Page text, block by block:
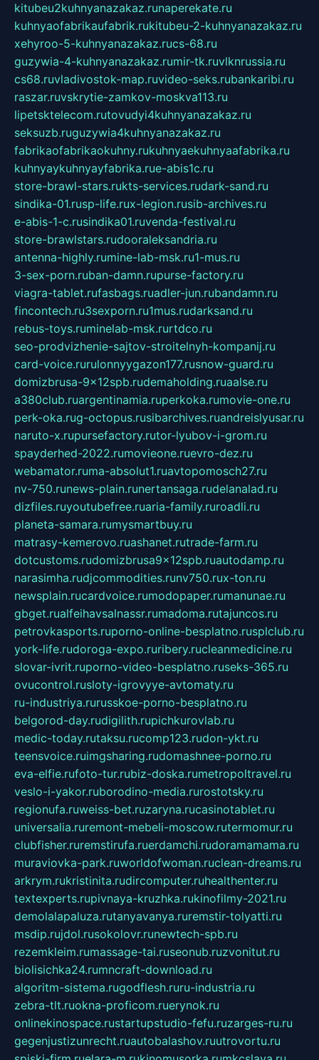
kitubeu2kuhnyanazakaz.runaperekate.ru
kuhnyaofabrikaufabrik.rukitubeu-2-kuhnyanazakaz.ru
xehyroo-5-kuhnyanazakaz.rucs-68.ru
guzywia-4-kuhnyanazakaz.rumir-tk.ruvlknrussia.ru
cs68.ruvladivostok-map.ruvideo-seks.rubankaribi.ru
raszar.ruvskrytie-zamkov-moskva113.ru
lipetsktelecom.rutovudyi4kuhnyanazakaz.ru
seksuzb.ruguzywia4kuhnyanazakaz.ru
fabrikaofabrikaokuhny.rukuhnyaekuhnyaafabrika.ru
kuhnyaykuhnyayfabrika.rue-abis1c.ru
store-brawl-stars.rukts-services.rudark-sand.ru
sindika-01.rusp-life.rux-legion.rusib-archives.ru
e-abis-1-c.rusindika01.ruvenda-festival.ru
store-brawlstars.rudooraleksandria.ru
antenna-highly.rumine-lab-msk.ru1-mus.ru
3-sex-porn.ruban-damn.rupurse-factory.ru
viagra-tablet.rufasbags.ruadler-jun.rubandamn.ru
fincontech.ru3sexporn.ru1mus.rudarksand.ru
rebus-toys.ruminelab-msk.rurtdco.ru
seo-prodvizhenie-sajtov-stroitelnyh-kompanij.ru
card-voice.rurulonnyygazon177.rusnow-guard.ru
domizbrusa-9x12spb.rudemaholding.ruaalse.ru
a380club.ruargentinamia.ruperkoka.rumovie-one.ru
perk-oka.rug-octopus.rusibarchives.ruandreislyusar.ru
naruto-x.rupursefactory.rutor-lyubov-i-grom.ru
spayderhed-2022.rumovieone.ruevro-dez.ru
webamator.ruma-absolut1.ruavtopomosch27.ru
nv-750.runews-plain.runertansaga.rudelanalad.ru
dizfiles.ruyoutubefree.ruaria-family.ruroadli.ru
planeta-samara.rumysmartbuy.ru
matrasy-kemerovo.ruashanet.rutrade-farm.ru
dotcustoms.rudomizbrusa9x12spb.ruautodamp.ru
narasimha.rudjcommodities.runv750.rux-ton.ru
newsplain.rucardvoice.rumodopaper.rumanunae.ru
gbget.rualfeihavsalnassr.rumadoma.rutajuncos.ru
petrovkasports.ruporno-online-besplatno.rusplclub.ru
york-life.rudoroga-expo.ruribery.rucleanmedicine.ru
slovar-ivrit.ruporno-video-besplatno.ruseks-365.ru
ovucontrol.rusloty-igrovyye-avtomaty.ru
ru-industriya.rurusskoe-porno-besplatno.ru
belgorod-day.rudigilith.rupichkurovlab.ru
medic-today.rutaksu.rucomp123.rudon-ykt.ru
teensvoice.ruimgsharing.rudomashnee-porno.ru
eva-elfie.rufoto-tur.rubiz-doska.rumetropoltravel.ru
veslo-i-yakor.ruborodino-media.rurostotsky.ru
regionufa.ruweiss-bet.ruzaryna.rucasinotablet.ru
universalia.ruremont-mebeli-moscow.rutermomur.ru
clubfisher.ruremstirufa.ruerdamchi.rudoramamama.ru
muraviovka-park.ruworldofwoman.ruclean-dreams.ru
arkrym.rukristinita.rudircomputer.ruhealthenter.ru
textexperts.rupivnaya-kruzhka.rukinofilmy-2021.ru
demolalapaluza.rutanyavanya.ruremstir-tolyatti.ru
msdip.rujdol.rusokolovr.runewtech-spb.ru
rezemkleim.rumassage-tai.ruseonub.ruzvonitut.ru
biolisichka24.rumncraft-download.ru
algoritm-sistema.rugodflesh.ruru-industria.ru
zebra-tlt.ruokna-proficom.ruerynok.ru
onlinekinospace.rustartupstudio-fefu.ruzarges-ru.ru
gegenjustizunrecht.ruautobalashov.ruutrovortu.ru